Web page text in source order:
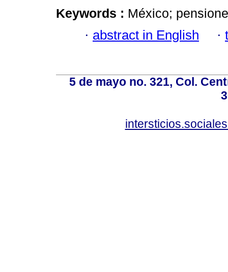
Keywords : México;
· abstract in English ·
5 de mayo no. 321, Col.